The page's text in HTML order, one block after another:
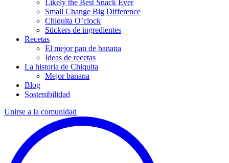
Likely the Best Snack Ever
Small Change Big Difference
Chiquita O’clock
Stickers de ingredientes
Recetas
El mejor pan de banana
Ideas de recetas
La historia de Chiquita
Mejor banana
Blog
Sostenibilidad
Unirse a la comunidad